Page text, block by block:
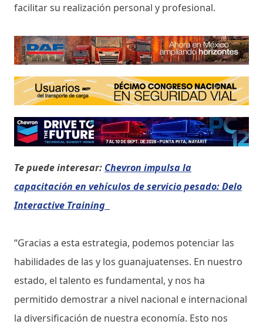
facilitar su realización personal y profesional.
Te puede interesar: Chevron impulsa la
capacitación en vehículos de servicio pesado: Delo
Interactive Training
“Gracias a esta estrategia, podemos potenciar las
habilidades de las y los guanajuatenses. En nuestro
estado, el talento es fundamental, y nos ha
permitido demostrar a nivel nacional e internacional
la diversificación de nuestra economía. Esto nos